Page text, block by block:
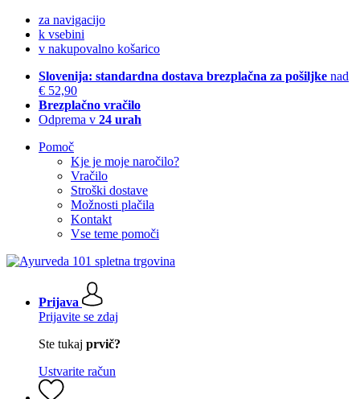
za navigacijo
k vsebini
v nakupovalno košarico
Slovenija: standardna dostava brezplačna za pošiljke nad
€ 52,90
Brezplačno vračilo
Odprema v 24 urah
Pomoč
Kje je moje naročilo?
Vračilo
Stroški dostave
Možnosti plačila
Kontakt
Vse teme pomoči
Prijava
Prijavite se zdaj
Ste tukaj prvič?
Ustvarite račun